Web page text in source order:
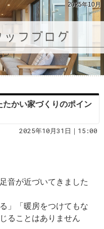
2025年10月
かい家づくりのポイン
2025年10月31日｜15:00
音が近づいてきました
」「暖房をつけてもな
ることはありません